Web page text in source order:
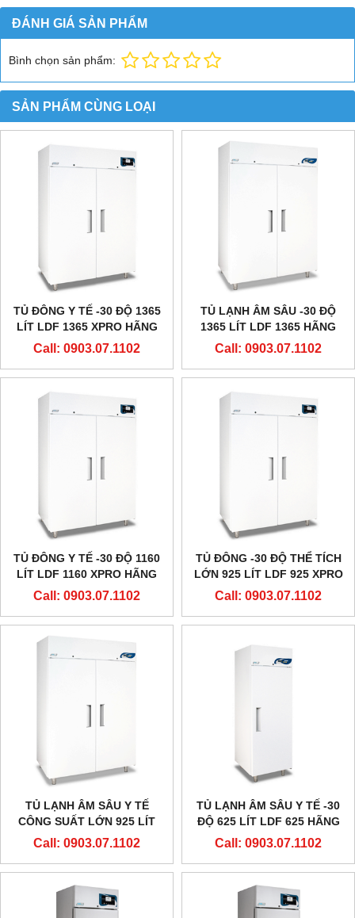
ĐÁNH GIÁ SẢN PHẨM
Bình chọn sản phẩm:
SẢN PHẨM CÙNG LOẠI
TỦ ĐÔNG Y TẾ -30 ĐỘ 1365
LÍT LDF 1365 XPRO HÃNG
EVERMED - Ý
Call: 0903.07.1102
TỦ LẠNH ÂM SÂU -30 ĐỘ
1365 LÍT LDF 1365 HÃNG
EVERMED - Ý
Call: 0903.07.1102
TỦ ĐÔNG Y TẾ -30 ĐỘ 1160
LÍT LDF 1160 XPRO HÃNG
EVERMED - Ý
Call: 0903.07.1102
TỦ ĐÔNG -30 ĐỘ THỂ TÍCH
LỚN 925 LÍT LDF 925 XPRO
HÃNG EVERMED - Ý
Call: 0903.07.1102
TỦ LẠNH ÂM SÂU Y TẾ
CÔNG SUẤT LỚN 925 LÍT
-30 ĐỘ LDF 925 HÃNG
Call: 0903.07.1102
TỦ LẠNH ÂM SÂU Y TẾ -30
ĐỘ 625 LÍT LDF 625 HÃNG
EVERMED - Ý
Call: 0903.07.1102